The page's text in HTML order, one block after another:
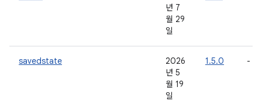
년 7
월 29
일
savedstate
2026
년 5
월 19
일
1.5.0 -